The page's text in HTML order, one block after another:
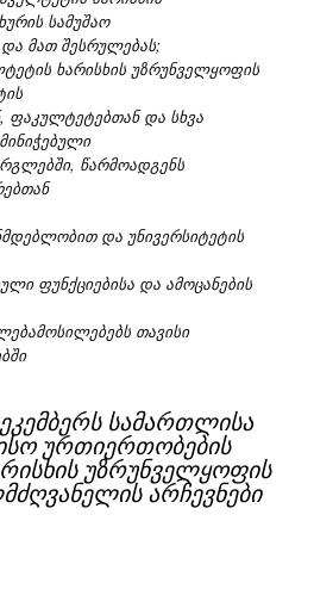
სამუშაო
და მათ შესრულებას;
ხარისხის უზრუნველყოფის
ფაკულტეტებთან და სხვა
წარმოადგენს
და უნივერსიტეტის
ფუნქციებისა და ამოცანების
თავისი
სამართლისა
ურთიერთობების
უზრუნველყოფის
არჩევნები